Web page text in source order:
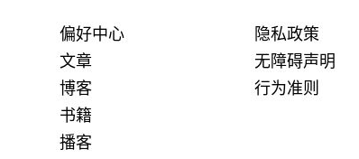
偏好中心
文章
博客
书籍
播客
隐私政策
无障碍声明
行为准则